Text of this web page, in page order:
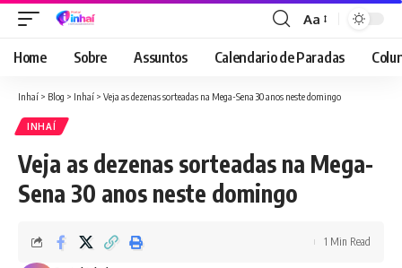
Font
Resizer
Aa
Home Sobre Assuntos Calendario de Paradas
Inhaí > Blog > Inhaí > Veja as dezenas sorteadas na Mega-Sena 30 anos neste domingo
INHAÍ
Veja as dezenas sorteadas na Mega-
Sena 30 anos neste domingo
1 Min Read